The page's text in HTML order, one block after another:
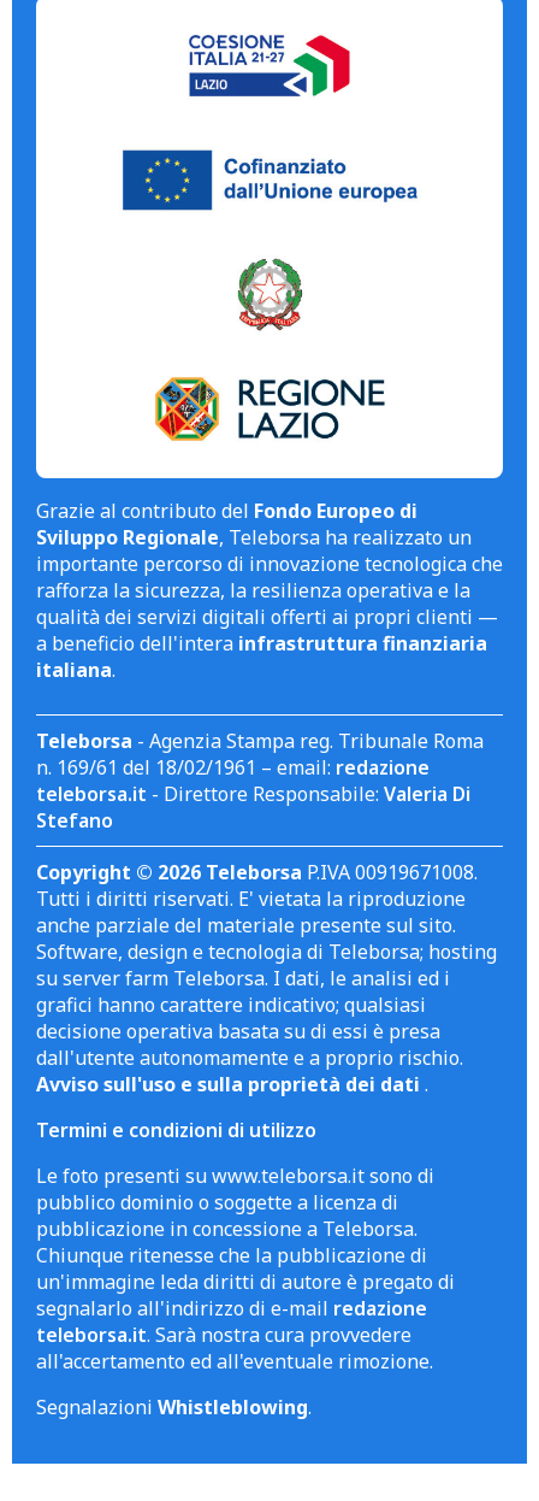
Grazie al contributo del Fondo Europeo di
Sviluppo Regionale, Teleborsa ha realizzato un
importante percorso di innovazione tecnologica che
rafforza la sicurezza, la resilienza operativa e la
qualità dei servizi digitali offerti ai propri clienti —
a beneficio dell'intera infrastruttura finanziaria
italiana.
Teleborsa - Agenzia Stampa reg. Tribunale Roma
n. 169/61 del 18/02/1961 – email: redazione
teleborsa.it - Direttore Responsabile: Valeria Di
Stefano
Copyright © 2026 Teleborsa P.IVA 00919671008.
Tutti i diritti riservati. E' vietata la riproduzione
anche parziale del materiale presente sul sito.
Software, design e tecnologia di Teleborsa; hosting
su server farm Teleborsa. I dati, le analisi ed i
grafici hanno carattere indicativo; qualsiasi
decisione operativa basata su di essi è presa
dall'utente autonomamente e a proprio rischio.
Avviso sull'uso e sulla proprietà dei dati .
Termini e condizioni di utilizzo
Le foto presenti su www.teleborsa.it sono di
pubblico dominio o soggette a licenza di
pubblicazione in concessione a Teleborsa.
Chiunque ritenesse che la pubblicazione di
un'immagine leda diritti di autore è pregato di
segnalarlo all'indirizzo di e-mail redazione
teleborsa.it. Sarà nostra cura provvedere
all'accertamento ed all'eventuale rimozione.
Segnalazioni Whistleblowing.